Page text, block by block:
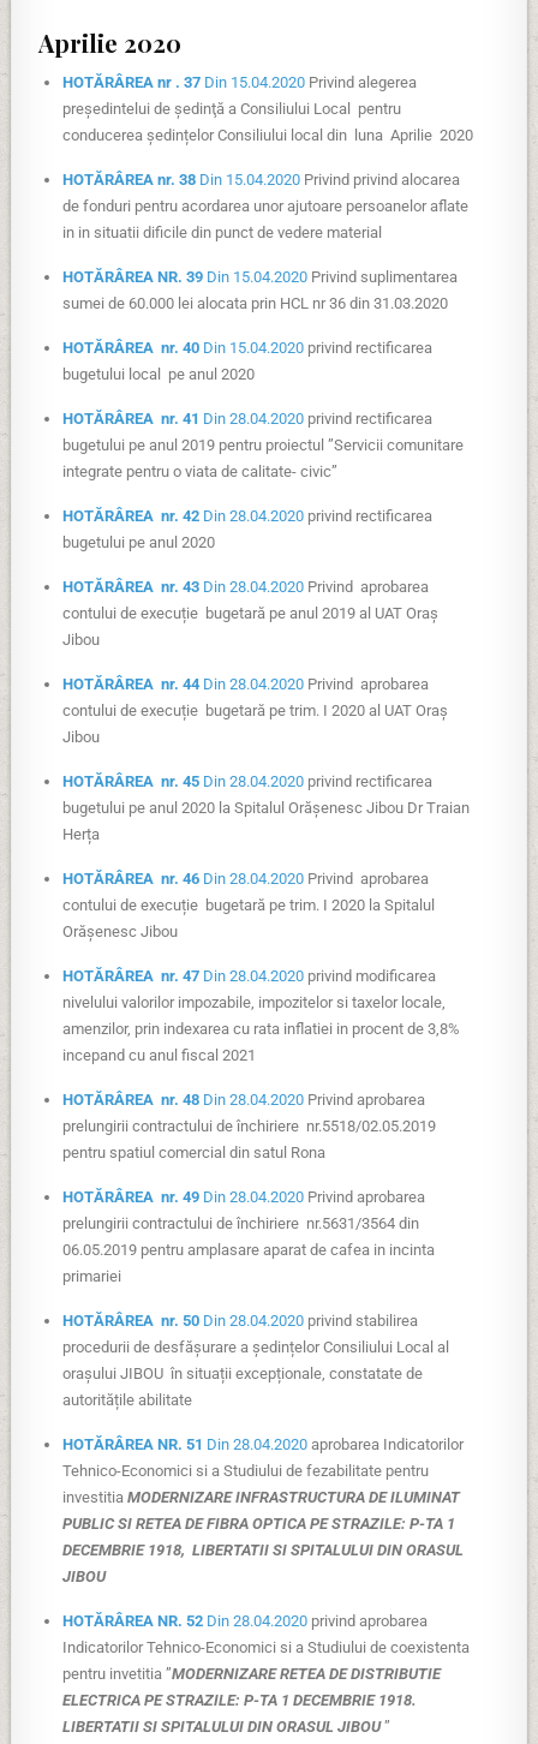
Aprilie 2020
HOTĂRÂREA nr . 37 Din 15.04.2020 Privind alegerea
preşedintelui de şedinţă a Consiliului Local pentru
conducerea ședințelor Consiliului local din luna Aprilie 2020
HOTĂRÂREA nr. 38 Din 15.04.2020 Privind privind alocarea
de fonduri pentru acordarea unor ajutoare persoanelor aflate
in in situatii dificile din punct de vedere material
HOTĂRÂREA NR. 39 Din 15.04.2020 Privind suplimentarea
sumei de 60.000 lei alocata prin HCL nr 36 din 31.03.2020
HOTĂRÂREA nr. 40 Din 15.04.2020 privind rectificarea
bugetului local pe anul 2020
HOTĂRÂREA nr. 41 Din 28.04.2020 privind rectificarea
bugetului pe anul 2019 pentru proiectul ”Servicii comunitare
integrate pentru o viata de calitate- civic”
HOTĂRÂREA nr. 42 Din 28.04.2020 privind rectificarea
bugetului pe anul 2020
HOTĂRÂREA nr. 43 Din 28.04.2020 Privind aprobarea
contului de execuție bugetară pe anul 2019 al UAT Oraș
Jibou
HOTĂRÂREA nr. 44 Din 28.04.2020 Privind aprobarea
contului de execuție bugetară pe trim. I 2020 al UAT Oraș
Jibou
HOTĂRÂREA nr. 45 Din 28.04.2020 privind rectificarea
bugetului pe anul 2020 la Spitalul Orășenesc Jibou Dr Traian
Herța
HOTĂRÂREA nr. 46 Din 28.04.2020 Privind aprobarea
contului de execuție bugetară pe trim. I 2020 la Spitalul
Orășenesc Jibou
HOTĂRÂREA nr. 47 Din 28.04.2020 privind modificarea
nivelului valorilor impozabile, impozitelor si taxelor locale,
amenzilor, prin indexarea cu rata inflatiei in procent de 3,8%
incepand cu anul fiscal 2021
HOTĂRÂREA nr. 48 Din 28.04.2020 Privind aprobarea
prelungirii contractului de închiriere nr.5518/02.05.2019
pentru spatiul comercial din satul Rona
HOTĂRÂREA nr. 49 Din 28.04.2020 Privind aprobarea
prelungirii contractului de închiriere nr.5631/3564 din
06.05.2019 pentru amplasare aparat de cafea in incinta
primariei
HOTĂRÂREA nr. 50 Din 28.04.2020 privind stabilirea
procedurii de desfășurare a ședințelor Consiliului Local al
orașului JIBOU în situații excepționale, constatate de
autoritățile abilitate
HOTĂRÂREA NR. 51 Din 28.04.2020 aprobarea Indicatorilor
Tehnico-Economici si a Studiului de fezabilitate pentru
investitiaMODERNIZARE INFRASTRUCTURA DE ILUMINAT
PUBLIC SI RETEA DE FIBRA OPTICA PE STRAZILE: P-TA 1
DECEMBRIE 1918, LIBERTATII SI SPITALULUI DIN ORASUL
JIBOU
HOTĂRÂREA NR. 52 Din 28.04.2020 privind aprobarea
Indicatorilor Tehnico-Economici si a Studiului de coexistenta
pentru invetitia ”MODERNIZARE RETEA DE DISTRIBUTIE
ELECTRICA PE STRAZILE: P-TA 1 DECEMBRIE 1918.
LIBERTATII SI SPITALULUI DIN ORASUL JIBOU”